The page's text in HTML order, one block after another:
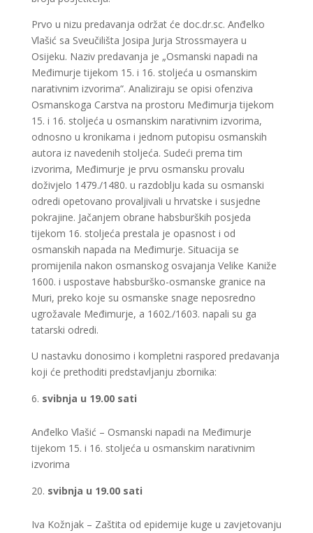
Prvo u nizu predavanja održat će doc.dr.sc. Anđelko
Vlašić sa Sveučilišta Josipa Jurja Strossmayera u
Osijeku. Naziv predavanja je „Osmanski napadi na
Međimurje tijekom 15. i 16. stoljeća u osmanskim
narativnim izvorima“. Analiziraju se opisi ofenziva
Osmanskoga Carstva na prostoru Međimurja tijekom
15. i 16. stoljeća u osmanskim narativnim izvorima,
odnosno u kronikama i jednom putopisu osmanskih
autora iz navedenih stoljeća. Sudeći prema tim
izvorima, Međimurje je prvu osmansku provalu
doživjelo 1479./1480. u razdoblju kada su osmanski
odredi opetovano provaljivali u hrvatske i susjedne
pokrajine. Jačanjem obrane habsburških posjeda
tijekom 16. stoljeća prestala je opasnost i od
osmanskih napada na Međimurje. Situacija se
promijenila nakon osmanskog osvajanja Velike Kaniže
1600. i uspostave habsburško-osmanske granice na
Muri, preko koje su osmanske snage neposredno
ugrožavale Međimurje, a 1602./1603. napali su ga
tatarski odredi.
U nastavku donosimo i kompletni raspored predavanja
koji će prethoditi predstavljanju zbornika:
svibnja u 19.00 sati
Anđelko Vlašić – Osmanski napadi na Međimurje
tijekom 15. i 16. stoljeća u osmanskim narativnim
izvorima
svibnja u 19.00 sati
Iva Kožnjak – Zaštita od epidemije kuge u zavjetovanju